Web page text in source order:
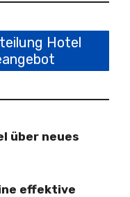
Hotel
über neues
effektive